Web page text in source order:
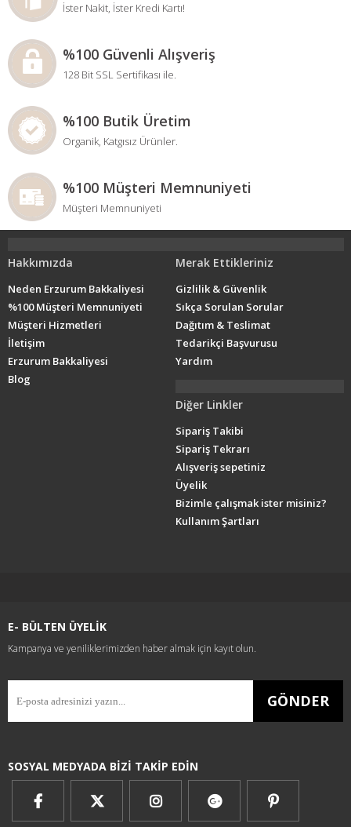
İster Nakit, İster Kredi Kartı!
%100 Güvenli Alışveriş
128 Bit SSL Sertifikası ile.
%100 Butik Üretim
Organik, Katgısız Ürünler.
%100 Müşteri Memnuniyeti
Müşteri Memnuniyeti
Hakkımızda
Neden Erzurum Bakkaliyesi
%100 Müşteri Memnuniyeti
Müşteri Hizmetleri
İletişim
Erzurum Bakkaliyesi
Blog
Merak Ettikleriniz
Gizlilik & Güvenlik
Sıkça Sorulan Sorular
Dağıtım & Teslimat
Tedarikçi Başvurusu
Yardım
Diğer Linkler
Sipariş Takibi
Sipariş Tekrarı
Alışveriş sepetiniz
Üyelik
Bizimle çalışmak ister misiniz?
Kullanım Şartları
E- BÜLTEN ÜYELİK
Kampanya ve yeniliklerimizden haber almak için kayıt olun.
GÖNDER
SOSYAL MEDYADA BİZİ TAKİP EDİN